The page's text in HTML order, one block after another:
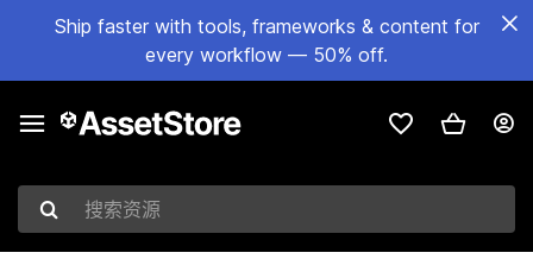
Ship faster with tools, frameworks & content for
every workflow — 50% off.
搜索资源